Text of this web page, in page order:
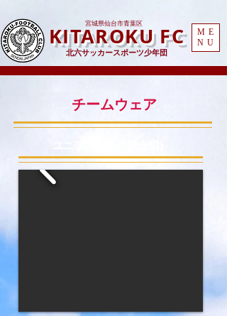
​宮城県仙台市青葉区
KITAROKU FC
北六サッカースポーツ少年団
ME
NU
チームウェア